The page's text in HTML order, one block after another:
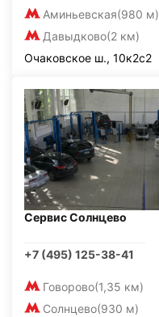
Аминьевская(980 м)
Давыдково(2 км)
Очаковское ш., 10к2с2
Сервис Солнцево
+7 (495) 125-38-41
Говорово(1,35 км)
Солнцево(930 м)